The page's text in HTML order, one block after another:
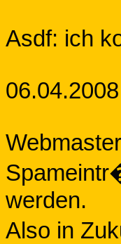
Asdf: ich
werden.
Also in